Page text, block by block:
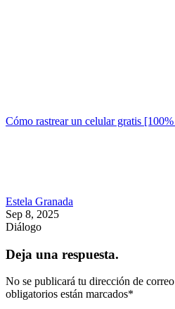
Cómo rastrear un celular gratis
Estela Granada
Sep 8, 2025
Diálogo
Deja una respuesta.
No se publicará tu dirección de
obligatorios están marcados*